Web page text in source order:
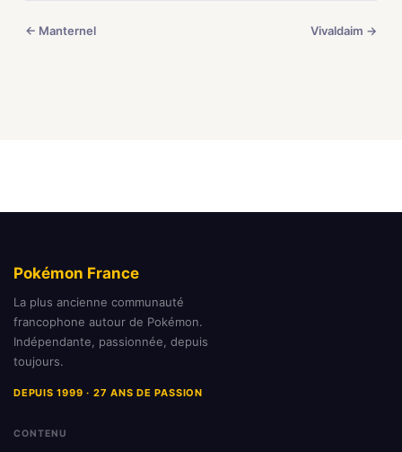
← Manternel Vivaldaim →
Pokémon France
La plus ancienne communauté
francophone autour de Pokémon.
Indépendante, passionnée, depuis
toujours.
DEPUIS 1999 · 27 ANS DE PASSION
CONTENU